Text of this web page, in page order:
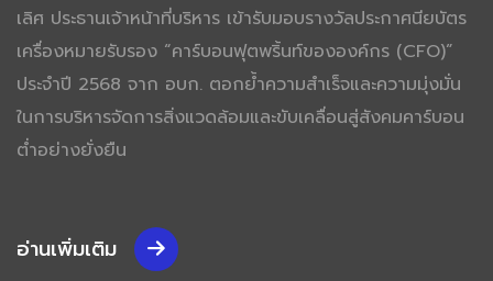
เลิศ ประธานเจ้าหน้าที่บริหาร เข้ารับมอบรางวัลประกาศนียบัตร
เครื่องหมายรับรอง “คาร์บอนฟุตพริ้นท์ขององค์กร (CFO)”
ประจำปี 2568 จาก อบก. ตอกย้ำความสำเร็จและความมุ่งมั่น
ในการบริหารจัดการสิ่งแวดล้อมและขับเคลื่อนสู่สังคมคาร์บอน
ต่ำอย่างยั่งยืน
อ่านเพิ่มเติม